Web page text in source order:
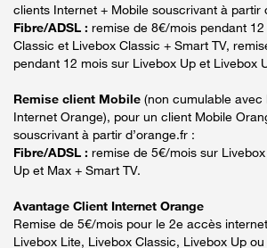
clients Internet + Mobile souscrivant à partir
Fibre/ADSL : remise de 8€/mois pendant
Classic et Livebox Classic + Smart TV,
pendant 12 mois sur Livebox Up et Livebox
Remise client Mobile (non cumulable avec
Internet Orange), pour un client Mobile
souscrivant à partir d’orange.fr :
Fibre/ADSL : remise de 5€/mois sur
Up et Max + Smart TV.
Avantage Client Internet Orange
Remise de 5€/mois pour le 2e accès
Livebox Lite, Livebox Classic, Livebox Up